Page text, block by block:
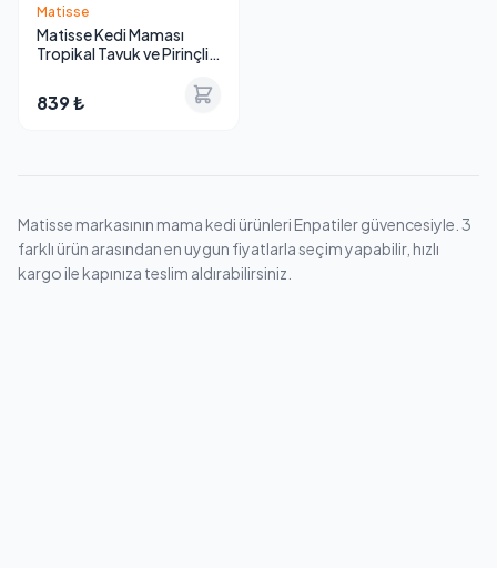
Matisse
Matisse Kedi Maması
Tropikal Tavuk ve Pirinçli
839 ₺
Matisse markasının mama kedi ürünleri Enpatiler güvencesiyle. 3
farklı ürün arasından en uygun fiyatlarla seçim yapabilir, hızlı
kargo ile kapınıza teslim aldırabilirsiniz.